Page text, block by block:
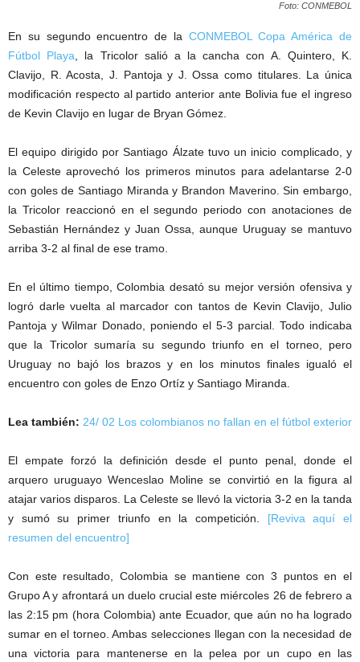
Foto: CONMEBOL
En su segundo encuentro de la CONMEBOL Copa América de
Fútbol Playa, la Tricolor salió a la cancha con A. Quintero, K.
Clavijo, R. Acosta, J. Pantoja y J. Ossa como titulares. La única
modificación respecto al partido anterior ante Bolivia fue el ingreso
de Kevin Clavijo en lugar de Bryan Gómez.
El equipo dirigido por Santiago Álzate tuvo un inicio complicado, y
la Celeste aprovechó los primeros minutos para adelantarse 2-0
con goles de Santiago Miranda y Brandon Maverino. Sin embargo,
la Tricolor reaccionó en el segundo periodo con anotaciones de
Sebastián Hernández y Juan Ossa, aunque Uruguay se mantuvo
arriba 3-2 al final de ese tramo.
En el último tiempo, Colombia desató su mejor versión ofensiva y
logró darle vuelta al marcador con tantos de Kevin Clavijo, Julio
Pantoja y Wilmar Donado, poniendo el 5-3 parcial. Todo indicaba
que la Tricolor sumaría su segundo triunfo en el torneo, pero
Uruguay no bajó los brazos y en los minutos finales igualó el
encuentro con goles de Enzo Ortíz y Santiago Miranda.
Lea también: 24/ 02 Los colombianos no fallan en el fútbol exterior
El empate forzó la definición desde el punto penal, donde el
arquero uruguayo Wenceslao Moline se convirtió en la figura al
atajar varios disparos. La Celeste se llevó la victoria 3-2 en la tanda
y sumó su primer triunfo en la competición. [Reviva aquí el
resumen del encuentro]
Con este resultado, Colombia se mantiene con 3 puntos en el
Grupo A y afrontará un duelo crucial este miércoles 26 de febrero a
las 2:15 pm (hora Colombia) ante Ecuador, que aún no ha logrado
sumar en el torneo. Ambas selecciones llegan con la necesidad de
una victoria para mantenerse en la pelea por un cupo en las